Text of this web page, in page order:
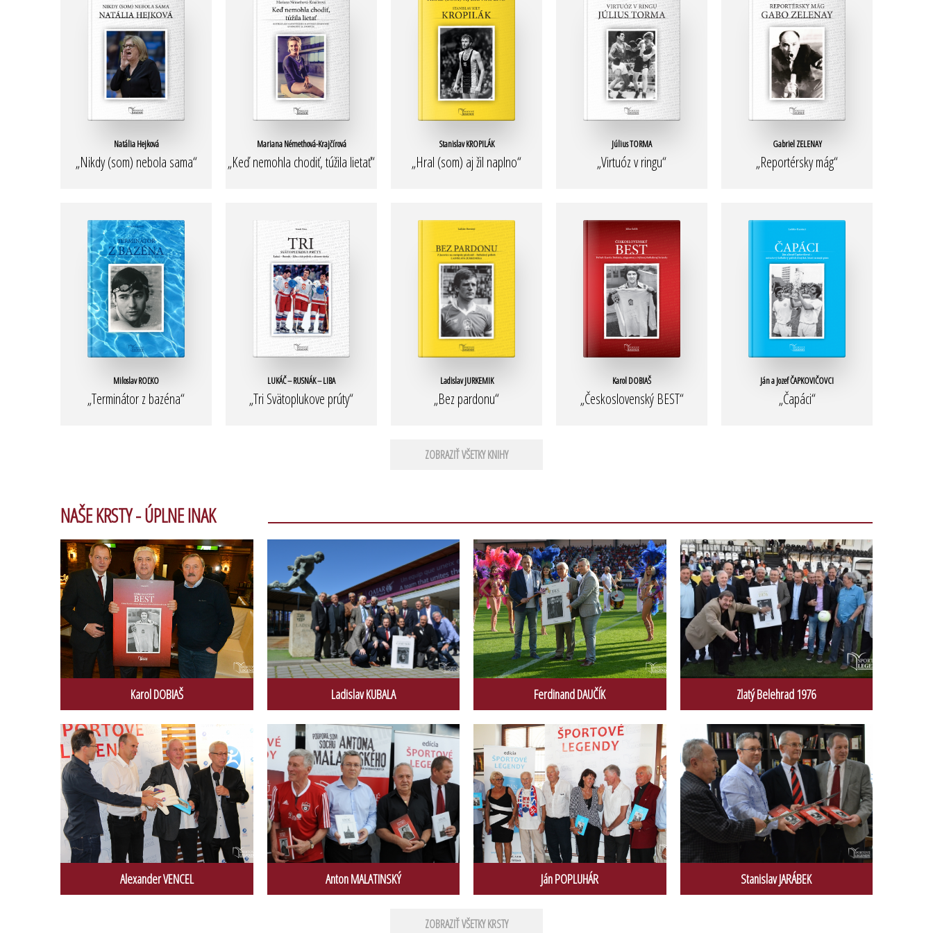
Natália Hejková
„Nikdy (som) nebola sama“
Mariana Némethová-Krajčírová
„Keď nemohla chodiť, túžila lietať“
Stanislav KROPILÁK
„Hral (som) aj žil naplno“
Július TORMA
„Virtuóz v ringu“
Gabriel ZELENAY
„Reportérsky mág“
Miloslav ROĽKO
„Terminátor z bazéna“
LUKÁČ – RUSNÁK – LIBA
„Tri Svätoplukove prúty“
Ladislav JURKEMIK
„Bez pardonu“
Karol DOBIAŠ
„Československý BEST“
Ján a Jozef ČAPKOVIČOVCI
„Čapáci“
ZOBRAZIŤ VŠETKY KNIHY
NAŠE KRSTY - ÚPLNE INAK
Karol DOBIAŠ Ladislav KUBALA Ferdinand DAUČÍK Zlatý Belehrad 1976
Alexander VENCEL Anton MALATINSKÝ Ján POPLUHÁR Stanislav JARÁBEK
ZOBRAZIŤ VŠETKY KRSTY